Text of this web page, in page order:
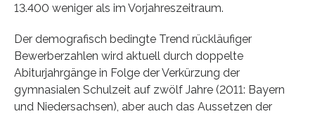
13.400 weniger als im Vorjahreszeitraum.
Der demografisch bedingte Trend rückläufiger
Bewerberzahlen wird aktuell durch doppelte
Abiturjahrgänge in Folge der Verkürzung der
gymnasialen Schulzeit auf zwölf Jahre (2011: Bayern
und Niedersachsen), aber auch das Aussetzen der